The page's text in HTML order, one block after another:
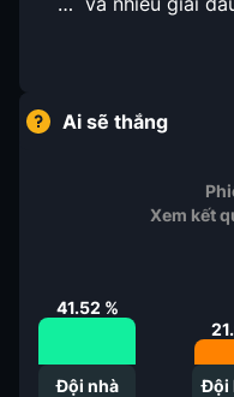
Ai sẽ thắng
Xem kết
41.52 %
Đội nhà Đội